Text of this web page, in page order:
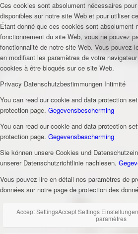
Ces cookies sont absolument nécessaires
disponibles sur notre site Web et pour utiliser
Étant donné que ces cookies sont absolument
fonctionnement du site Web, vous ne pouvez
fonctionnalité de notre site Web. Vous pouvez
en modifiant les paramètres de votre
cookies à être bloqués sur ce site Web.
Privacy Datenschutzbestimmungen Intimité
You can read our cookie and data protection
protection page. Gegevensbescherming
You can read our cookie and data protection
protection page. Gegevensbescherming
Sie können unsere Cookies und
unserer Datenschutzrichtlinie nachlesen.
Vous pouvez lire en détail nos paramètres de
données sur notre page de protection des
Accept SettingsAccept Settings
paramètres